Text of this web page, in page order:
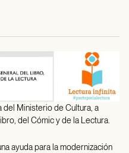
del Ministerio de Cultura, a
del Cómic y de la Lectura.
ayuda para la modernización